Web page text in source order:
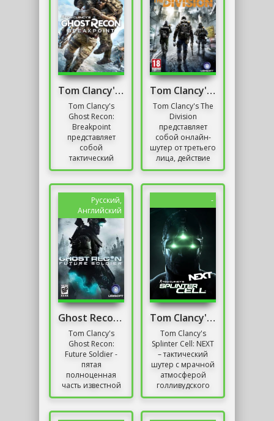
Tom Clancy's Ghost Recon: Breakpoint
Tom Clancy's
Ghost Recon:
Breakpoint
представляет
собой
тактический
шутер от третьего
продолжением
серии Ghost
Recon:
Wildlands....
Tom Clancy's The Division
Tom Clancy's The
Division
представляет
собой онлайн-
шутер от третьего
лица, действие
которого
постапокалиптическом
Русский,
Английский
Ghost Recon Механики
Tom Clancy's
Ghost Recon:
Future Soldier -
пятая
полноценная
часть известной
серии
-
Tom Clancy's Splinter Cell: NEXT
Tom Clancy's
Splinter Cell: NEXT
– тактический
шутер с мрачной
атмосферой
голливудского
блокбастера,